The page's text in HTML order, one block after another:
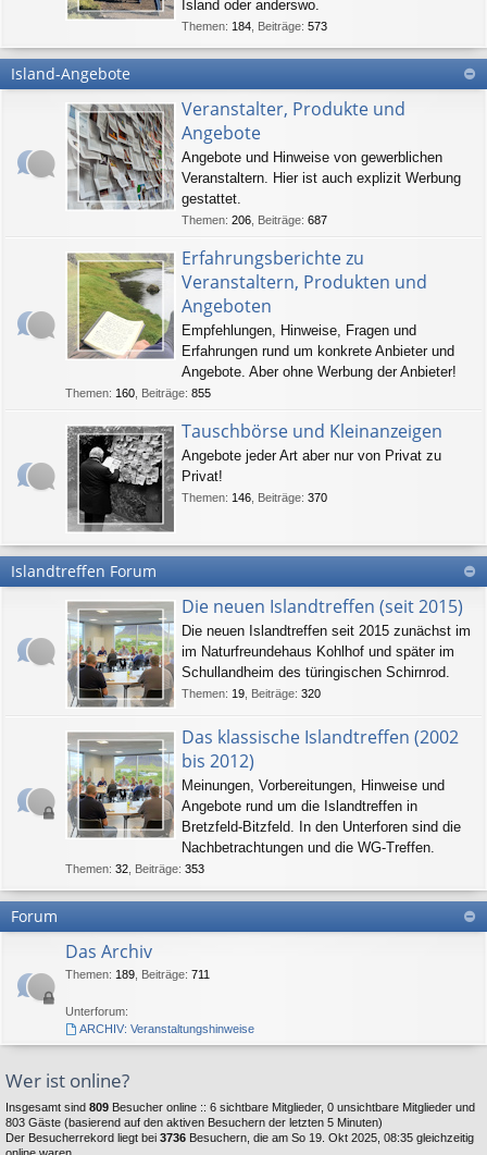
Island oder anderswo.
Themen: 184 Beiträge: 573
Island-Angebote
Veranstalter, Produkte und
Angebote
Angebote und Hinweise von gewerblichen
Veranstaltern. Hier ist auch explizit Werbung
gestattet.
Themen: 206 Beiträge: 687
Erfahrungsberichte zu
Veranstaltern, Produkten und
Angeboten
Empfehlungen, Hinweise, Fragen und
Erfahrungen rund um konkrete Anbieter und
Angebote. Aber ohne Werbung der Anbieter!
Themen: 160 Beiträge: 855
Tauschbörse und Kleinanzeigen
Angebote jeder Art aber nur von Privat zu
Privat!
Themen: 146 Beiträge: 370
Islandtreffen Forum
Die neuen Islandtreffen (seit 2015)
Die neuen Islandtreffen seit 2015 zunächst im
im Naturfreundehaus Kohlhof und später im
Schullandheim des türingischen Schirnrod.
Themen: 19 Beiträge: 320
Das klassische Islandtreffen (2002
bis 2012)
Meinungen, Vorbereitungen, Hinweise und
Angebote rund um die Islandtreffen in
Bretzfeld-Bitzfeld. In den Unterforen sind die
Nachbetrachtungen und die WG-Treffen.
Themen: 32 Beiträge: 353
Forum
Das Archiv
Themen: 189 Beiträge: 711
Unterforum:
ARCHIV: Veranstaltungshinweise
Wer ist online?
Insgesamt sind 809 Besucher online :: 6 sichtbare Mitglieder, 0 unsichtbare Mitglieder und
803 Gäste (basierend auf den aktiven Besuchern der letzten 5 Minuten)
Der Besucherrekord liegt bei 3736 Besuchern, die am So 19. Okt 2025, 08:35 gleichzeitig